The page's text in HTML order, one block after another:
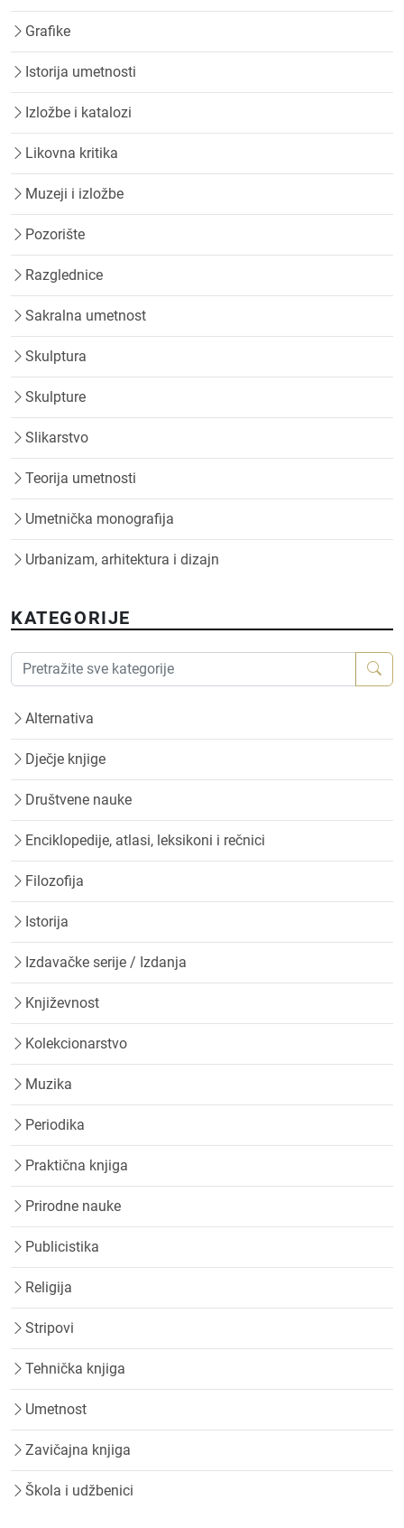
Grafike
Istorija umetnosti
Izložbe i katalozi
Likovna kritika
Muzeji i izložbe
Pozorište
Razglednice
Sakralna umetnost
Skulptura
Skulpture
Slikarstvo
Teorija umetnosti
Umetnička monografija
Urbanizam, arhitektura i dizajn
KATEGORIJE
Alternativa
Dječje knjige
Društvene nauke
Enciklopedije, atlasi, leksikoni i rečnici
Filozofija
Istorija
Izdavačke serije / Izdanja
Književnost
Kolekcionarstvo
Muzika
Periodika
Praktična knjiga
Prirodne nauke
Publicistika
Religija
Stripovi
Tehnička knjiga
Umetnost
Zavičajna knjiga
Škola i udžbenici